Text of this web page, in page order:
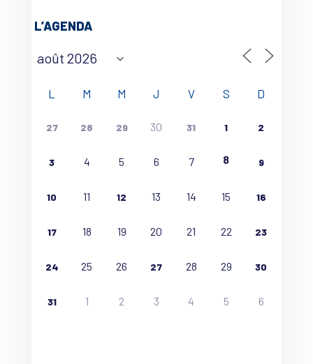
L’AGENDA
L M M J V S D
27 28 29 30 31 1 2
3 4 5 6 7 8 9
10 11 12 13 14 15 16
17 18 19 20 21 22 23
24 25 26 27 28 29 30
31 1 2 3 4 5 6